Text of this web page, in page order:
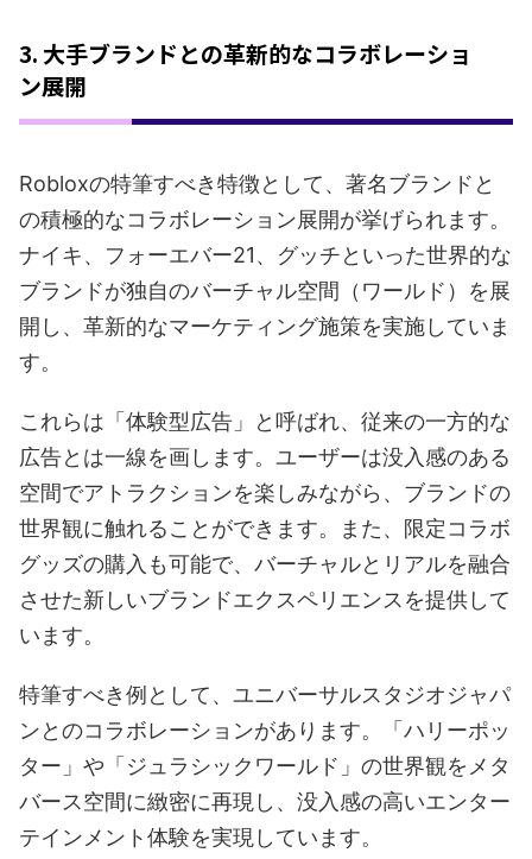
3. 大手ブランドとの革新的なコラボレーショ
ン展開
Robloxの特筆すべき特徴として、著名ブランドと
の積極的なコラボレーション展開が挙げられます。
ナイキ、フォーエバー21、グッチといった世界的な
ブランドが独自のバーチャル空間（ワールド）を展
開し、革新的なマーケティング施策を実施していま
す。
これらは「体験型広告」と呼ばれ、従来の一方的な
広告とは一線を画します。ユーザーは没入感のある
空間でアトラクションを楽しみながら、ブランドの
世界観に触れることができます。また、限定コラボ
グッズの購入も可能で、バーチャルとリアルを融合
させた新しいブランドエクスペリエンスを提供して
います。
特筆すべき例として、ユニバーサルスタジオジャパ
ンとのコラボレーションがあります。「ハリーポッ
ター」や「ジュラシックワールド」の世界観をメタ
バース空間に緻密に再現し、没入感の高いエンター
テインメント体験を実現しています。